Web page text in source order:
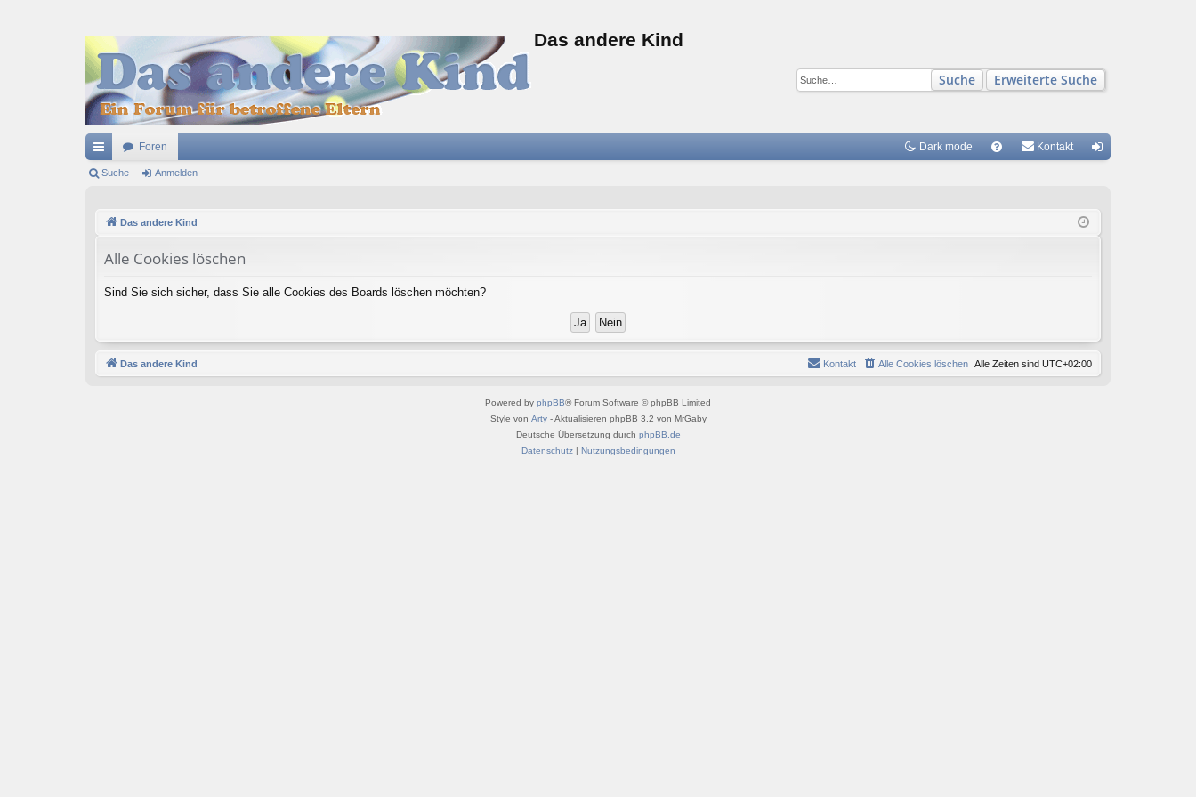
Das andere Kind
Suche Erweiterte Suche
ch
Foren Dark mode Kontakt
Suche Anmelden
Das andere Kind
Alle Cookies löschen
Sind Sie sich sicher, dass Sie alle Cookies des Boards löschen möchten?
Das andere Kind Alle Zeiten sind UTC+02:00
Alle Cookies löschen
Kontakt
Powered by phpBB® Forum Software © phpBB Limited
Style von Arty- Aktualisieren phpBB 3.2 von MrGaby
Deutsche Übersetzung durch phpBB.de
Datenschutz| Nutzungsbedingungen